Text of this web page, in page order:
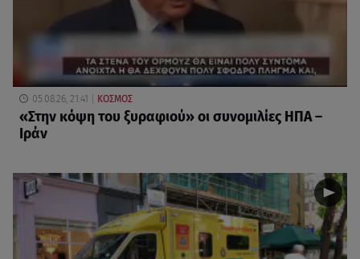
05.08.26, 21:41 ΚΟΣΜΟΣ
«Στην κόψη του ξυραφιού» οι συνομιλίες ΗΠΑ –
Ιράν